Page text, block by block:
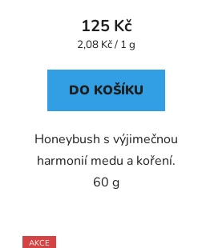
125 Kč
Měrná
2,08 Kč / 1 g
DO KOŠÍKU
Honeybush s výjimečnou
harmonií medu a koření.
60 g
AKCE